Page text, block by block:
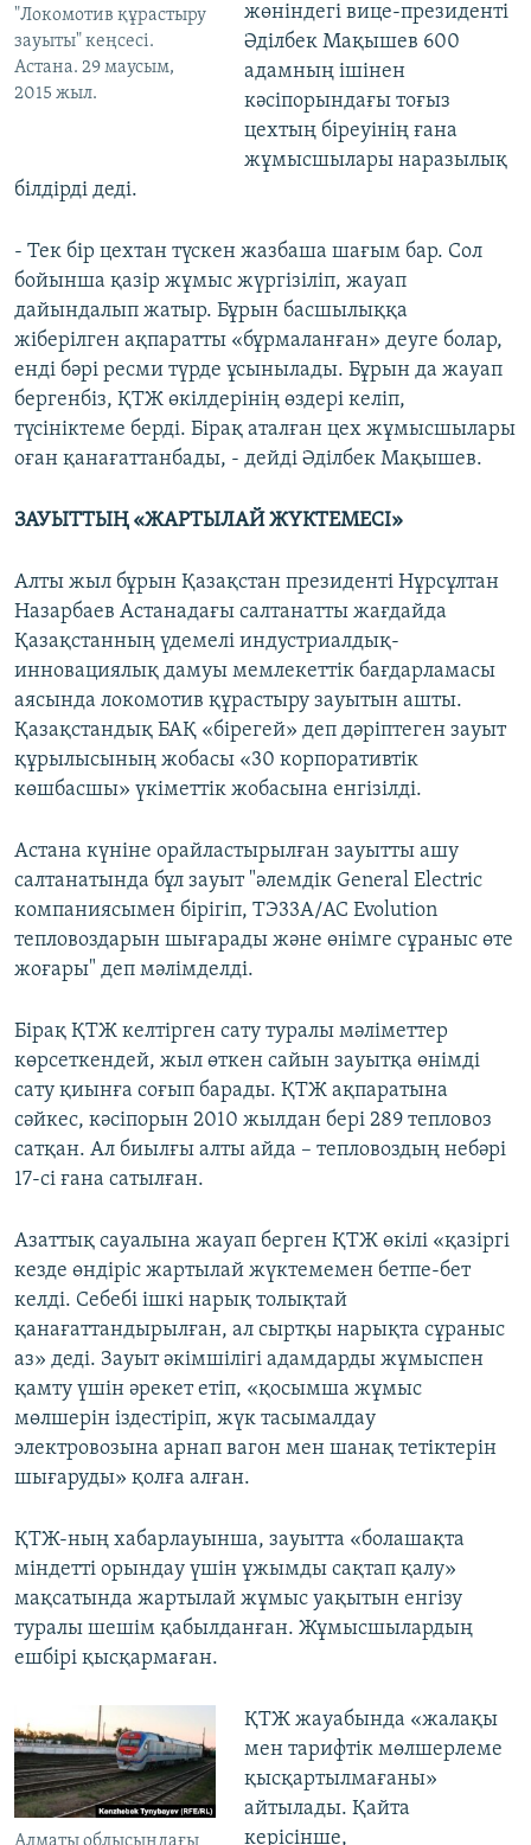
"Локомотив құрастыру
зауыты" кеңсесі.
Астана. 29 маусым,
2015 жыл.
жөніндегі вице-президенті
Әділбек Мақышев 600
адамның ішінен
кәсіпорындағы тоғыз
цехтың біреуінің ғана
жұмысшылары наразылық
білдірді деді.
- Тек бір цехтан түскен жазбаша шағым бар. Сол
бойынша қазір жұмыс жүргізіліп, жауап
дайындалып жатыр. Бұрын басшылыққа
жіберілген ақпаратты «бұрмаланған» деуге болар,
енді бәрі ресми түрде ұсынылады. Бұрын да жауап
бергенбіз, ҚТЖ өкілдерінің өздері келіп,
түсініктеме берді. Бірақ аталған цех жұмысшылары
оған қанағаттанбады, - дейді Әділбек Мақышев.
ЗАУЫТТЫҢ «ЖАРТЫЛАЙ ЖҮКТЕМЕСІ»
Алты жыл бұрын Қазақстан президенті Нұрсұлтан
Назарбаев Астанадағы салтанатты жағдайда
Қазақстанның үдемелі индустриалдық-
инновациялық дамуы мемлекеттік бағдарламасы
аясында локомотив құрастыру зауытын ашты.
Қазақстандық БАҚ «бірегей» деп дәріптеген зауыт
құрылысының жобасы «30 корпоративтік
көшбасшы» үкіметтік жобасына енгізілді.
Астана күніне орайластырылған зауытты ашу
салтанатында бұл зауыт "әлемдік General Electric
компаниясымен бірігіп, ТЭ33А/АС Evolution
тепловоздарын шығарады және өнімге сұраныс өте
жоғары" деп мәлімделді.
Бірақ ҚТЖ келтірген сату туралы мәліметтер
көрсеткендей, жыл өткен сайын зауытқа өнімді
сату қиынға соғып барады. ҚТЖ ақпаратына
сәйкес, кәсіпорын 2010 жылдан бері 289 тепловоз
сатқан. Ал биылғы алты айда – тепловоздың небәрі
17-сі ғана сатылған.
Азаттық сауалына жауап берген ҚТЖ өкілі «қазіргі
кезде өндіріс жартылай жүктемемен бетпе-бет
келді. Себебі ішкі нарық толықтай
қанағаттандырылған, ал сыртқы нарықта сұраныс
аз» деді. Зауыт әкімшілігі адамдарды жұмыспен
қамту үшін әрекет етіп, «қосымша жұмыс
мөлшерін іздестіріп, жүк тасымалдау
электровозына арнап вагон мен шанақ тетіктерін
шығаруды» қолға алған.
ҚТЖ-ның хабарлауынша, зауытта «болашақта
міндетті орындау үшін ұжымды сақтап қалу»
мақсатында жартылай жұмыс уақытын енгізу
туралы шешім қабылданған. Жұмысшылардың
ешбірі қысқармаған.
ҚТЖ жауабында «жалақы
мен тарифтік мөлшерлеме
қысқартылмағаны»
айтылады. Қайта
керісінше,